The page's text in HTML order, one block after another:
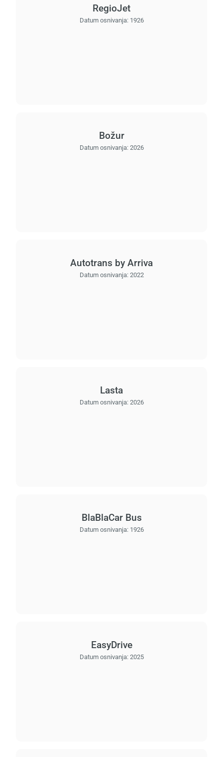
RegioJet
Datum osnivanja: 1926
Božur
Datum osnivanja: 2026
Autotrans by Arriva
Datum osnivanja: 2022
Lasta
Datum osnivanja: 2026
BlaBlaCar Bus
Datum osnivanja: 1926
EasyDrive
Datum osnivanja: 2025